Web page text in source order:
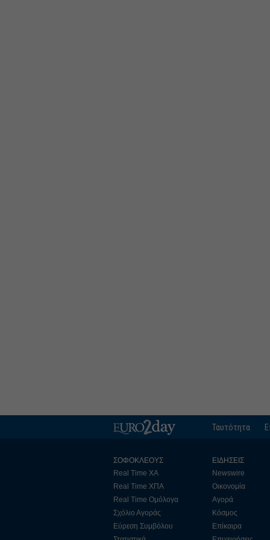
Ταυτότητα
ΣΟΦΟΚΛΕΟΥΣ
Real Time ΧΑ
Real Time ΧΠΑ
Real Time Ομόλογα
Σχόλιο Αγοράς
Εύρεση Συμβόλου
ΕΙΔΗΣΕΙΣ
Newswire
Οικονομία
Αγορά
Κόσμος
Επίκαιρα